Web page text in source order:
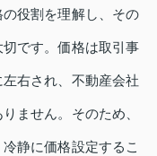
役割を理解し、その
です。価格は取引事
右され、不動産会社
ません。そのため、
静に価格設定するこ